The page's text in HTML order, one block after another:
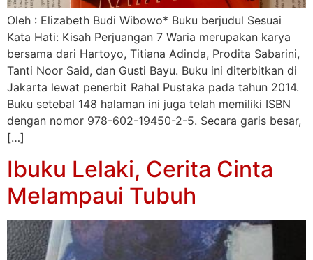
Oleh : Elizabeth Budi Wibowo* Buku berjudul Sesuai
Kata Hati: Kisah Perjuangan 7 Waria merupakan karya
bersama dari Hartoyo, Titiana Adinda, Prodita Sabarini,
Tanti Noor Said, dan Gusti Bayu. Buku ini diterbitkan di
Jakarta lewat penerbit Rahal Pustaka pada tahun 2014.
Buku setebal 148 halaman ini juga telah memiliki ISBN
dengan nomor 978-602-19450-2-5. Secara garis besar,
[…]
Ibuku Lelaki, Cerita Cinta
Melampaui Tubuh